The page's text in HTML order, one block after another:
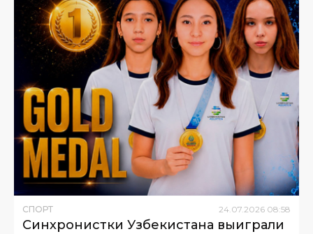
СПОРТ 24.07.2026 08:58
Синхронистки Узбекистана выиграли